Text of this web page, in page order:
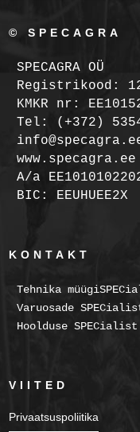
© SPECAGRA
SPECAGRA OÜ
Registrikood:
KMKR nr:
Tel: (+372)
www.specagra.ee
A/a
BIC: EEUHUEE2X
KONTAKT
Tehnika
Varuosade
Hoolduse
VIITED
Privaatsuspoliitika